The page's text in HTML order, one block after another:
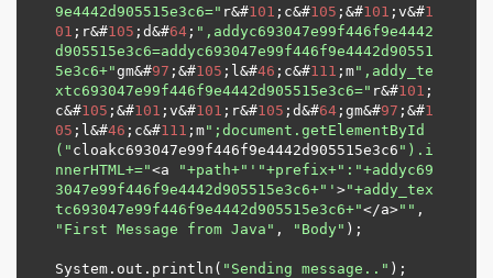
9e4442d905515e3c6=" r&#101 ;c&#105 ;&#101 ;v&#1
01 ;r&#105 ;d&#64 ; ",addyc693047e99f446f9e4442
d905515e3c6=addyc693047e99f446f9e4442d90551
5e3c6+"gm&#97 ;&#105 ;l&#46 ;c&#111 ;m",addy_te
xtc693047e99f446f9e4442d905515e3c6=" r&#101 ;
c&#105 ;&#101 ;v&#101 ;r&#105 ;d&#64 ;gm&#97 ;&#1
05 ;l&#46 ;c&#111 ;m";document.getElementById
(" cloakc693047e99f446f9e4442d905515e3c6 ").i
nnerHTML+="<a "+path+" '"+prefix+":"+addyc69
3047e99f446f9e4442d905515e3c6+"' >"+addy_tex
tc693047e99f446f9e4442d905515e3c6+"</a>""
"First Message from Java" , "Body" );
System.out.println( "Sending message.." );